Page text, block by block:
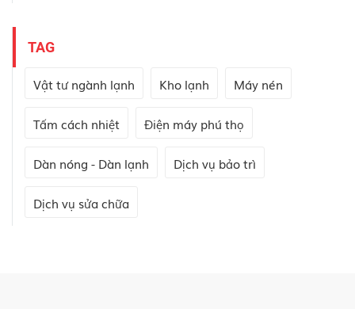
TAG
Vật tư ngành lạnh Kho lạnh Máy nén
Tấm cách nhiệt Điện máy phú thọ
Dàn nóng - Dàn lạnh Dịch vụ bảo trì
Dịch vụ sửa chữa